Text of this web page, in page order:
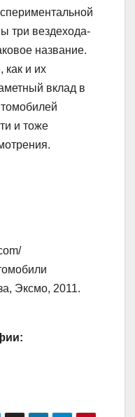
три вездехода-
название.
и их
вклад в
и тоже
Эксмо, 2011.